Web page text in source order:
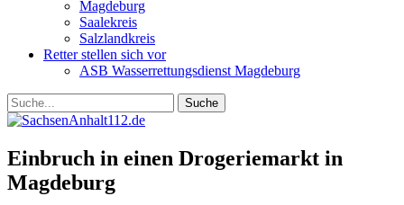
Magdeburg
Saalekreis
Salzlandkreis
Retter stellen sich vor
ASB Wasserrettungsdienst Magdeburg
Einbruch in einen Drogeriemarkt in
Magdeburg